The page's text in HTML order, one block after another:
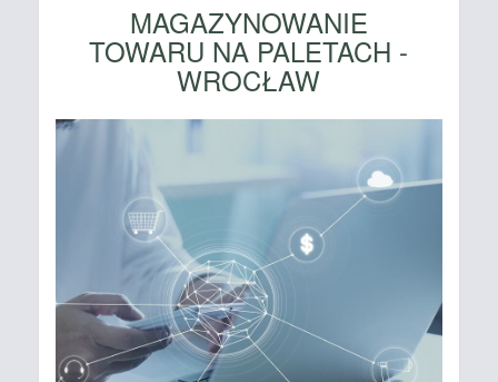
MAGAZYNOWANIE
TOWARU NA PALETACH -
WROCŁAW